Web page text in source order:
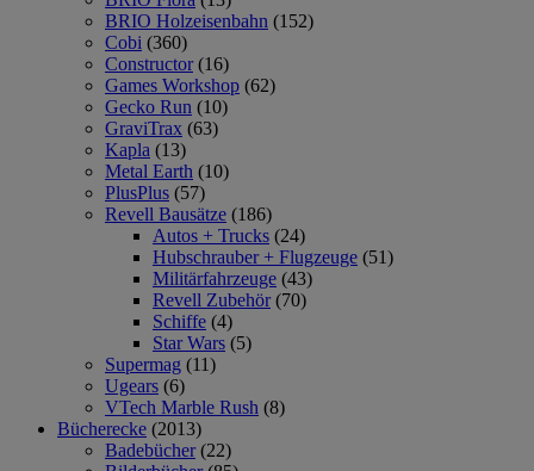
BRIO Holzeisenbahn (152)
Cobi (360)
Constructor (16)
Games Workshop (62)
Gecko Run (10)
GraviTrax (63)
Kapla (13)
Metal Earth (10)
PlusPlus (57)
Revell Bausätze (186)
Autos + Trucks (24)
Hubschrauber + Flugzeuge (51)
Militärfahrzeuge (43)
Revell Zubehör (70)
Schiffe (4)
Star Wars (5)
Supermag (11)
Ugears (6)
VTech Marble Rush (8)
Bücherecke (2013)
Badebücher (22)